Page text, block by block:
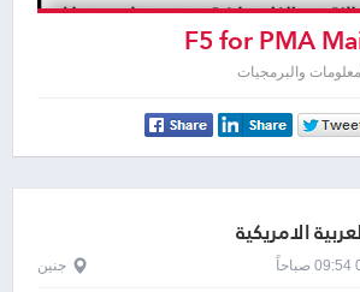
والبرمجيات
الامريكية
جنين